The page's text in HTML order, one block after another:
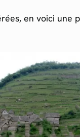
en voici une